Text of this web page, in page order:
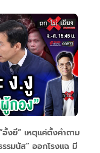
งยี่” เหตุแค่ตั้งคำถาม
รมนัส” ออกโรงแฉ มี